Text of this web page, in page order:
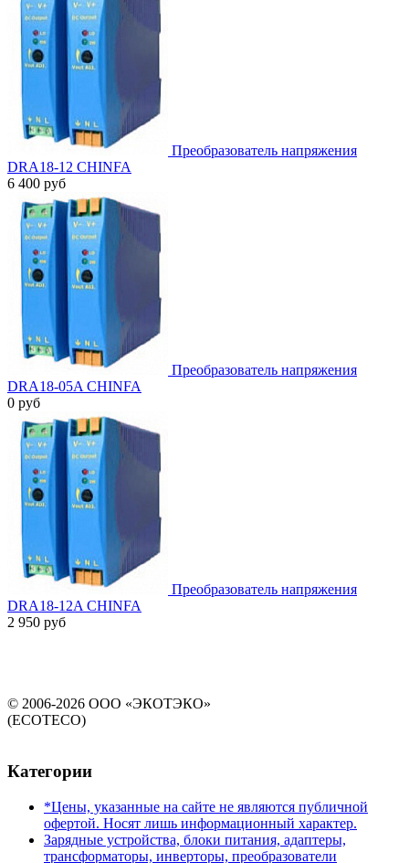
Преобразователь напряжения
DRA18-12 CHINFA
6 400 руб
Преобразователь напряжения
DRA18-05A CHINFA
0 руб
Преобразователь напряжения
DRA18-12A CHINFA
2 950 руб
© 2006-2026 ООО «ЭКОТЭКО»
(ECOTECO)
Категории
*Цены, указанные на сайте не являются публичной
офертой. Носят лишь информационный характер.
Зарядные устройства, блоки питания, адаптеры,
трансформаторы, инверторы, преобразователи